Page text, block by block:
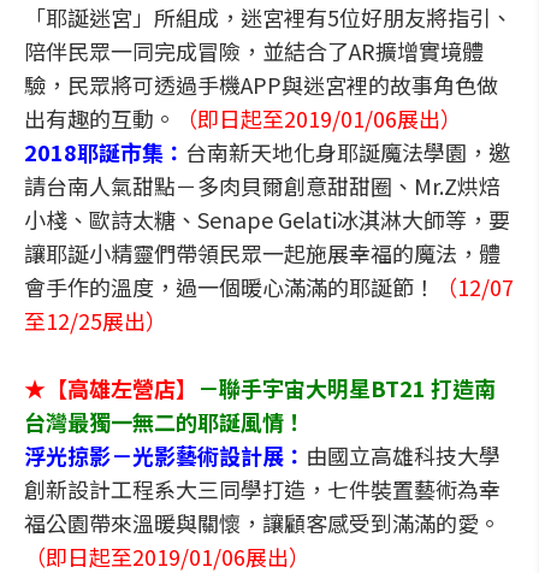
「耶誕迷宮」所組成，迷宮裡有5位好朋友將指引、
陪伴民眾一同完成冒險，並結合了AR擴增實境體
驗，民眾將可透過手機APP與迷宮裡的故事角色做
出有趣的互動。
（即日起至2019/01/06展出）
2018耶誕市集： 台南新天地化身耶誕魔法學園，邀
請台南人氣甜點－多肉貝爾創意甜甜圈、Mr.Z烘焙
小棧、歐詩太糖、Senape Gelati冰淇淋大師等，要
讓耶誕小精靈們帶領民眾一起施展幸福的魔法，體
會手作的溫度，過一個暖心滿滿的耶誕節！
（12/07
至12/25展出）
★【高雄左營店】 －聯手宇宙大明星BT21 打造南
台灣最獨一無二的耶誕風情！
浮光掠影－光影藝術設計展： 由國立高雄科技大學
創新設計工程系大三同學打造，七件裝置藝術為幸
福公園帶來溫暖與關懷，讓顧客感受到滿滿的愛。
（即日起至2019/01/06展出）